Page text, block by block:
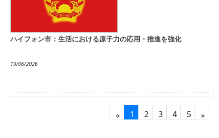
ハイフォン市：生活における原子力の応用・推進を強化
19/06/2026
« 1 2 3 4 5 »